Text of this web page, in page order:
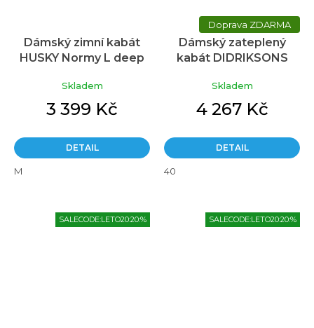
Dámský zimní kabát
HUSKY Normy L deep
Skladem
3 399 Kč
DETAIL
M
ZDARMA
Dámský zateplený
kabát DIDRIKSONS
Skladem
4 267 Kč
DETAIL
40
SALECODE:LETO20:20:% SALECODE:LETO20:20:%